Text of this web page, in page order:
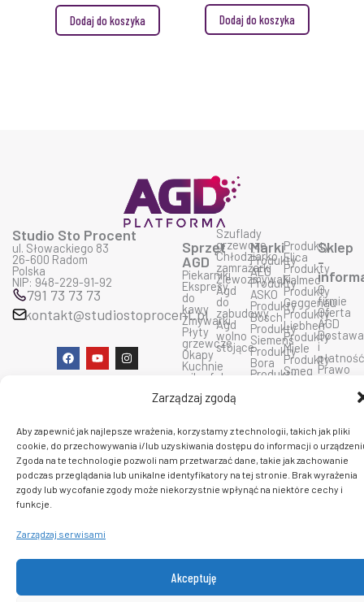
Zarządzaj zgodą
Aby zapewnić jak najlepsze wrażenia, korzystamy z technologii, takich jak pliki
cookie, do przechowywania i/lub uzyskiwania dostępu do informacji o
Zgoda na te technologie pozwoli nam przetwarzać dane, takie jak zachowanie
podczas przeglądania lub unikalne identyfikatory na tej stronie. Brak wyrażenia
zgody lub wycofanie zgody może niekorzystnie wpłynąć na niektóre cechy i
funkcje.
Zarządzaj serwisami
Akceptuję
Dodaj do koszyka Dodaj do koszyka
Studio Sto Procent
ul. Słowackiego 83
26-600 Radom
Polska
NIP: 948-229-91-92
791 73 73 73
kontakt@studiostoprocent.pl
F
a
c
k
Y
o
u
I
n
s
a
m
Sprzęt
AGD
Piekarniki
Ekspresy
do
kawy
Zmywarki
Płyty
grzewcze
Okapy
Kuchnie
mikrofalowe
Szuflady
grzewcze
Chłodziarko
zamrażarki
Zlewozmywaki
Agd
do
zabudowy
Agd
wolno
stojące
Marki
Produkty
AEG
Produkty
ASKO
Produkty
Bosch
Produkty
Siemens
Produkty
Bora
Produkty
Produkty
Dunavox
Produkty
insinkerator
Produkty
Elica
Produkty
Falmec
Produkty
Geggenau
Produkty
Liebherr
Produkty
Miele
Produkty
Smeg
Zero
Produkty
Fulgor
Sklep
-
O
firmie
Oferta
AGD
Dostawa
i
Prawo
Polityka
sklepu
Kontakt
C 2026 PlatformaAGD. Wszelkie prawa zastrzeżone.